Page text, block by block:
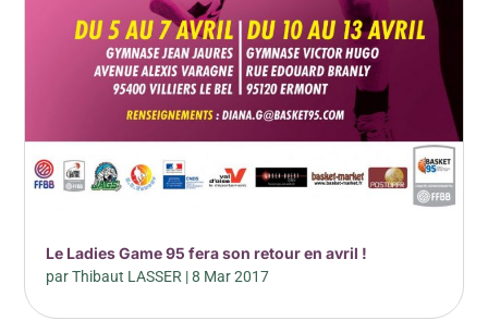
Le Ladies Game 95 fera son retour en avril !
parThibaut LASSER |8 Mar 2017